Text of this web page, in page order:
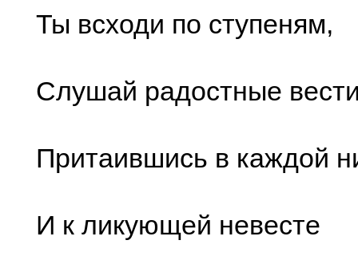
Ты всходи по ступеням,
Слушай радостные
Притаившись в каждой
И к ликующей невесте